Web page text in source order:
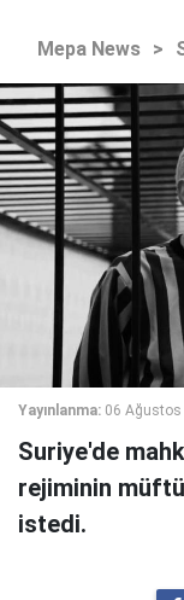
Mepa News >
Yayınlanma: 06 Ağustos
Suriye'de
rejiminin
istedi.